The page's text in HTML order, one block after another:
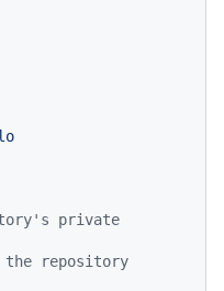
private
the repository